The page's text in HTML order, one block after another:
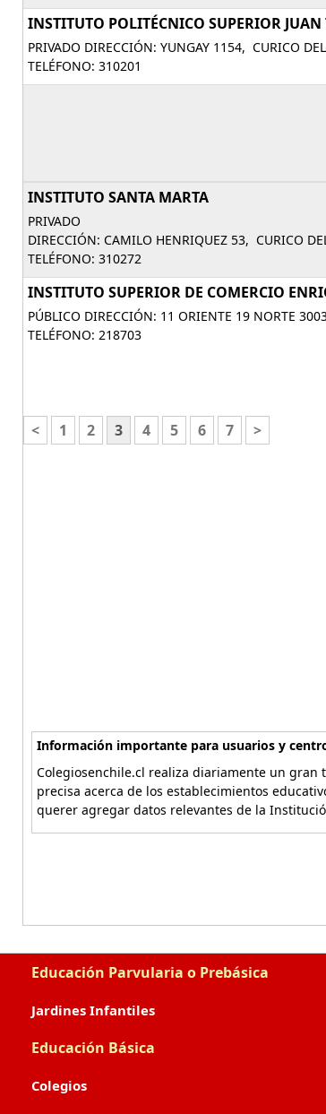
INSTITUTO POLITÉCNICO SUPERIOR
PRIVADO DIRECCIÓN: YUNGAY 1154, CURICO
TELÉFONO: 310201
INSTITUTO SANTA MARTA
PRIVADO
DIRECCIÓN: CAMILO HENRIQUEZ 53, CURICO
TELÉFONO: 310272
INSTITUTO SUPERIOR DE COMERCIO
PÚBLICO DIRECCIÓN: 11 ORIENTE 19 NORTE
TELÉFONO: 218703
< 1 2 3 4 5 6 7 >
Información importante para usuarios y
Colegiosenchile.cl realiza diariamente un
precisa acerca de los establecimientos
querer agregar datos relevantes de la
Educación Parvularia o Prebásica
Jardines Infantiles
Educación Básica
Colegios